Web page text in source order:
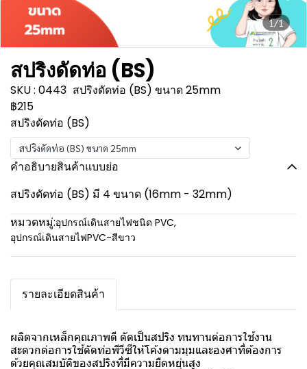
1/1
สปริงดัดท่อ (BS)
SKU : 0443 สปริงดัดท่อ (BS) ขนาด 25mm
฿215
สปริงดัดท่อ (BS)
สปริงดัดท่อ (BS) ขนาด 25mm
คำอธิบายสินค้าแบบย่อ
สปริงดัดท่อ (BS) มี 4 ขนาด (16mm - 32mm)
หมวดหมู่:อุปกรณ์เดินสายไฟชนิด PVC,
อุปกรณ์เดินสายไฟPVC-สีขาว
รายละเอียดสินค้า
ผลิตจากเหล็กคุณภาพดี ดัดเป็นสปริง ทนทานต่อการใช้งาน
สะดวกต่อการใช้ดัดท่อพีวีซีให้โค้งตามมุมและองศาที่ต้องการ
ด้วยคุณสมบัติของสปริงที่มีความยืดหยุ่นสูง